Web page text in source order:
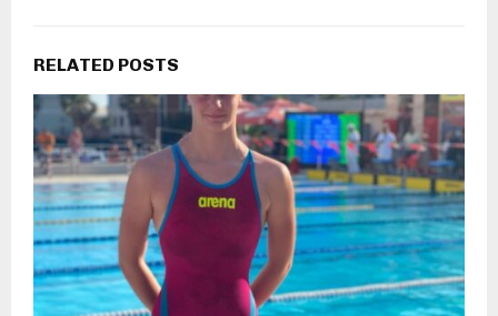
RELATED POSTS